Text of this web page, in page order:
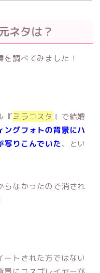
ネタは？
調べてみました！
『ミラコスタ 』で結婚
ングフォトの背景にハ
写りこんでいた、とい
らなかったので消され
ートされた方ではない